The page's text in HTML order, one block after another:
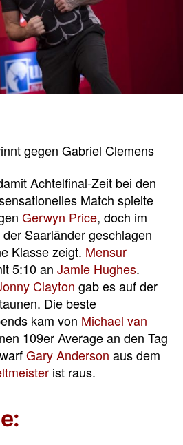
Achtelfinal-Zeit bei den
Match spielte
Gerwyn Price, doch im
Saarländer geschlagen
Klasse zeigt. Mensur
5:10 an Jamie Hughes.
Clayton gab es auf der
Die beste
kam von Michael van
109er Average an den Tag
warfGary Anderson aus dem
ist raus.